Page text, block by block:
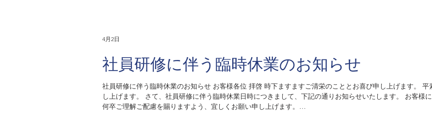
社員研修に伴う臨時休業のお知らせ
社員研修に伴う臨時休業のお知らせ お客様各位 拝啓 時下ますますご清栄のこととお喜び申し上げます。 平素は格別なるご高配を賜り厚く御礼申
し上げます。 さて、社員研修に伴う臨時休業日時につきまして、下記の通りお知らせいたします。 お客様には大変ご迷惑をお掛けいたしますが、
何卒ご理解ご配慮を賜りますよう、宜しくお願い申し上げます。
4月2日